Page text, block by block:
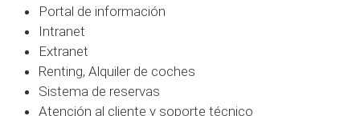
Portal de información
Intranet
Extranet
Renting, Alquiler de coches
Sistema de reservas
Atención al cliente y soporte técnico